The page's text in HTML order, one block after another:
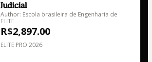
Judicial
Author: Escola brasileira de Engenharia de
ELITE
R$2,897.00
ELITE PRO 2026